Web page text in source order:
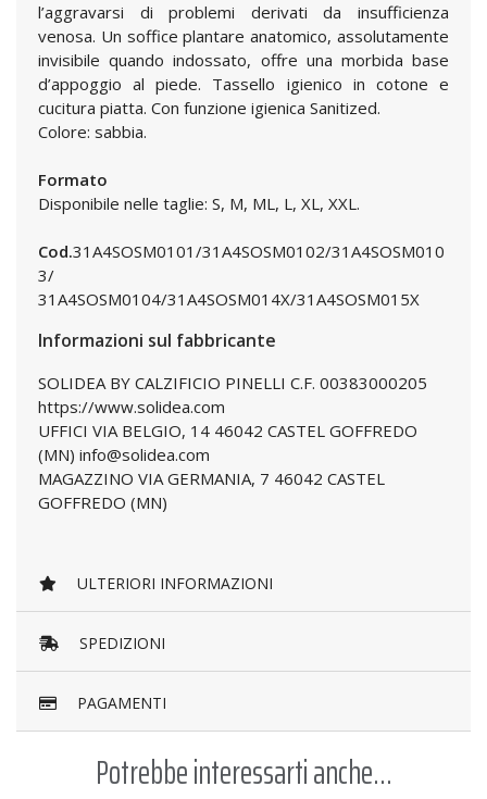
l’aggravarsi di problemi derivati da insufficienza
venosa. Un soffice plantare anatomico, assolutamente
invisibile quando indossato, offre una morbida base
d’appoggio al piede. Tassello igienico in cotone e
cucitura piatta. Con funzione igienica Sanitized.
Colore: sabbia.
Formato
Disponibile nelle taglie: S, M, ML, L, XL, XXL.
Cod.31A4SOSM0101/31A4SOSM0102/31A4SOSM010
3/
31A4SOSM0104/31A4SOSM014X/31A4SOSM015X
Informazioni sul fabbricante
SOLIDEA BY CALZIFICIO PINELLI C.F. 00383000205
https://www.solidea.com
UFFICI VIA BELGIO, 14 46042 CASTEL GOFFREDO
(MN) info@solidea.com
MAGAZZINO VIA GERMANIA, 7 46042 CASTEL
GOFFREDO (MN)
ULTERIORI INFORMAZIONI
SPEDIZIONI
PAGAMENTI
Potrebbe interessarti anche...